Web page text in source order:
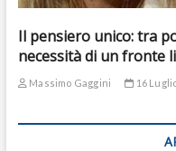
Il pensiero unico: tra
necessità di un fronte
Massimo Gaggini 16